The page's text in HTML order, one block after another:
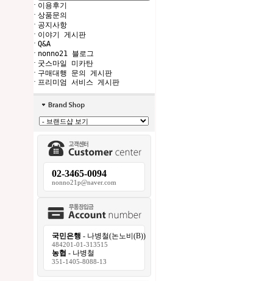
· 이용후기
· 상품문의
· 공지사항
· 이야기 게시판
· Q&A
· nonno21 블로그
· 굿스마일 미카탄
· 구매대행 문의 게시판
· 프리미엄 서비스 게시판
02-3465-0094
nonno21p@naver.com
국민은행 - 나병철(논노비(B))
484201-01-313515
농협 - 나병철
351-1405-8088-13